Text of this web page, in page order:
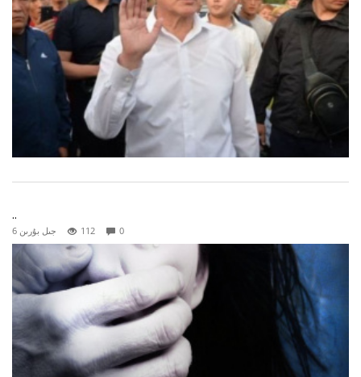
..
6 جىل بۇرىن 112 0